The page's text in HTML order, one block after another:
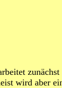
wird aber